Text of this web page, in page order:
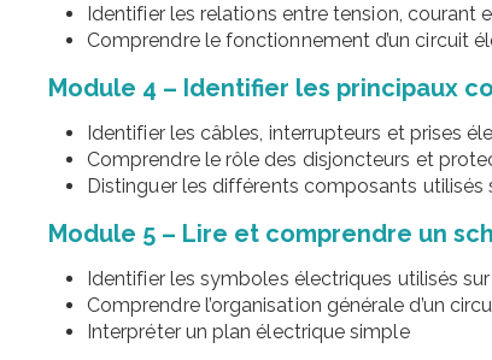
Identifier les relations entre tension, courant
Comprendre le fonctionnement d’un circuit
Module 4 – Identifier les principaux
Identifier les câbles, interrupteurs et prises
Comprendre le rôle des disjoncteurs et
Distinguer les différents composants utilisés
Module 5 – Lire et comprendre un
Identifier les symboles électriques utilisés
Comprendre l’organisation générale d’un
Interpréter un plan électrique simple